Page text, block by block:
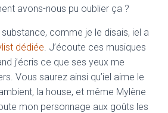
avons-nous pu oublier ça ?
comme je le disais, iel a
dédiée. J’écoute ces musiques
j’écris ce que ses yeux me
Vous saurez ainsi qu’iel aime le
la house, et même Mylène
mon personnage aux goûts les